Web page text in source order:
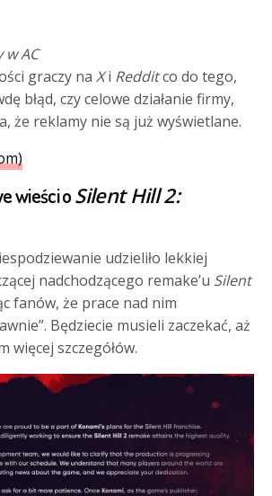
w AC
graczy naXi Redditco do tego,
błąd, czy celowe działanie firmy,
że reklamy nie są już wyświetlane.
wieści oSilent Hill 2:
udzieliło lekkiej
nadchodzącego remake’u Silent
fanów, że prace nad nim
Będziecie musieli zaczekać, aż
więcej szczegółów.